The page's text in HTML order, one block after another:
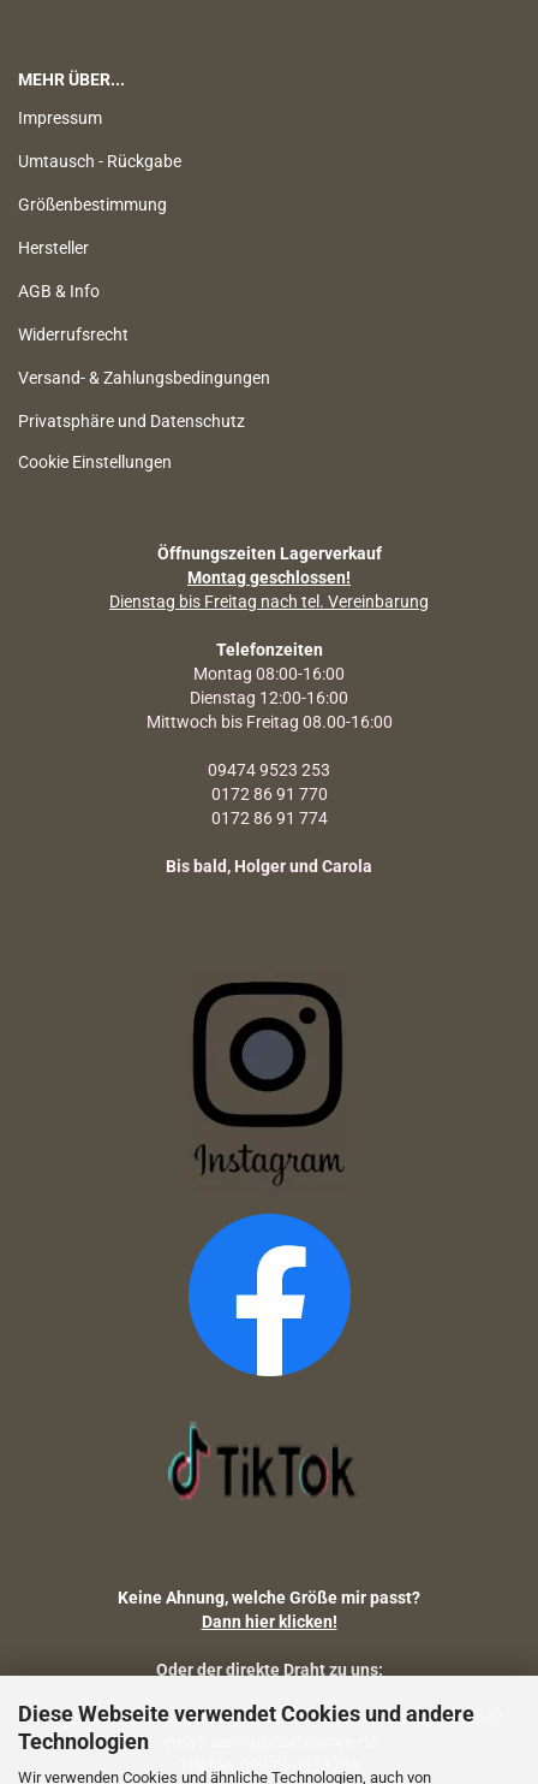
Diese Webseite verwendet Cookies und andere
Technologien
Wir verwenden Cookies und ähnliche Technologien, auch von
MEHR ÜBER...
Impressum
Umtausch - Rückgabe
Größenbestimmung
Hersteller
AGB & Info
Widerrufsrecht
Versand- & Zahlungsbedingungen
Privatsphäre und Datenschutz
Cookie Einstellungen
Öffnungszeiten Lagerverkauf
Montag geschlossen!
Dienstag bis Freitag nach tel. Vereinbarung
Telefonzeiten
Montag 08:00-16:00
Dienstag 12:00-16:00
Mittwoch bis Freitag 08.00-16:00
09474 9523 253
0172 86 91 770
0172 86 91 774
Bis bald, Holger und Carola
Keine Ahnung, welche Größe mir passt?
Dann hier klicken!
Oder der direkte Draht zu uns:
Fragen zu Artikelmaßen, Warenbestand, Lieferstatus, Versand?
Telefon: 09474-9523253